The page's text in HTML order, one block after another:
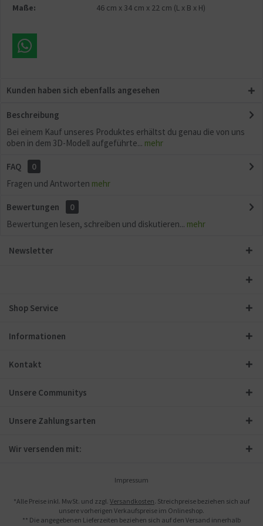
Maße:
46 cm x 34 cm x 22 cm (L x B x H)
Kunden haben sich ebenfalls angesehen
Beschreibung
Bei einem Kauf unseres Produktes erhältst du genau die von uns
oben in dem 3D-Modell aufgeführte... mehr
FAQ
0
Fragen und Antworten mehr
Bewertungen
0
Bewertungen lesen, schreiben und diskutieren... mehr
Newsletter
Shop Service
Informationen
Kontakt
Unsere Communitys
Unsere Zahlungsarten
Wir versenden mit:
Impressum
*Alle Preise inkl. MwSt. und zzgl. Versandkosten. Streichpreise beziehen sich auf
unsere vorherigen Verkaufspreise im Onlineshop.
** Die angegebenen Lieferzeiten beziehen sich auf den Versand innerhalb